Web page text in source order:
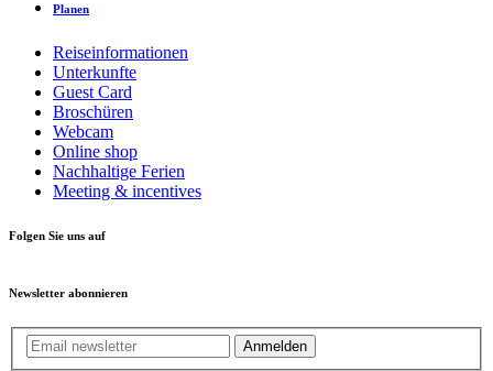
Planen
Reiseinformationen
Unterkunfte
Guest Card
Broschüren
Webcam
Online shop
Nachhaltige Ferien
Meeting & incentives
Folgen Sie uns auf
Newsletter abonnieren
Anmelden